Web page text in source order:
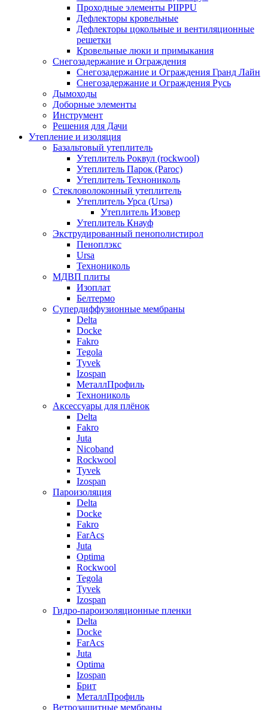
Проходные элементы PIIPPU
Дефлекторы кровельные
Дефлекторы цокольные и вентиляционные
решетки
Кровельные люки и примыкания
Снегозадержание и Ограждения
Снегозадержание и Ограждения Гранд Лайн
Снегозадержание и Ограждения Русь
Дымоходы
Доборные элементы
Инструмент
Решения для Дачи
Утепление и изоляция
Базальтовый утеплитель
Утеплитель Роквул (rockwool)
Утеплитель Парок (Paroc)
Утеплитель Технониколь
Стекловолоконный утеплитель
Утеплитель Урса (Ursa)
Утеплитель Изовер
Утеплитель Кнауф
Экструдированный пенополистирол
Пеноплэкс
Ursa
Технониколь
МДВП плиты
Изоплат
Белтермо
Супердиффузионные мембраны
Delta
Docke
Fakro
Tegola
Tyvek
Izospan
МеталлПрофиль
Технониколь
Аксессуары для плёнок
Delta
Fakro
Juta
Nicoband
Rockwool
Tyvek
Izospan
Пароизоляция
Delta
Docke
Fakro
FarAcs
Juta
Optima
Rockwool
Tegola
Tyvek
Izospan
Гидро-пароизоляционные пленки
Delta
Docke
FarAcs
Juta
Optima
Izospan
Брит
МеталлПрофиль
Ветрозащитные мембраны